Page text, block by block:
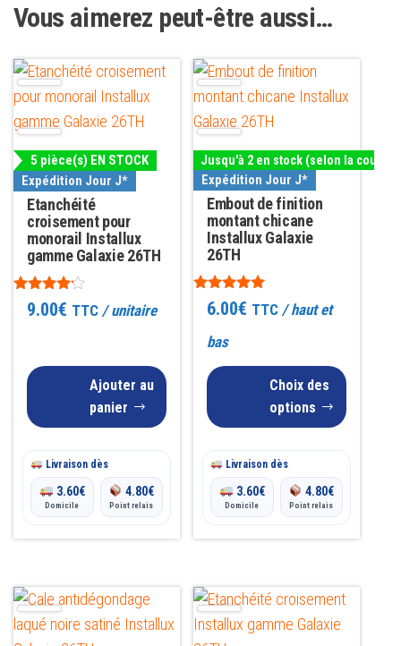
Vous aimerez peut-être aussi…
5 pièce(s) EN STOCK
Expédition Jour J*
Etanchéité
croisement pour
monorail Installux
gamme Galaxie 26TH
Note
4.009.00€ TTC / unitaire
Ajouter au
panier
Livraison dès
3.60€
Domicile
4.80€
Point relais
Jusqu'à 2 en stock (selon la
Expédition Jour J*
Embout de finition
montant chicane
Installux Galaxie
26TH
Note
5.006.00€ TTC/ haut et
bas
Choix des
options
Ce
produit
a
plusieurs
variations.
Les
options
peuvent
être
sur
page
produit
Livraison dès
3.60€
Domicile
4.80€
Point relais